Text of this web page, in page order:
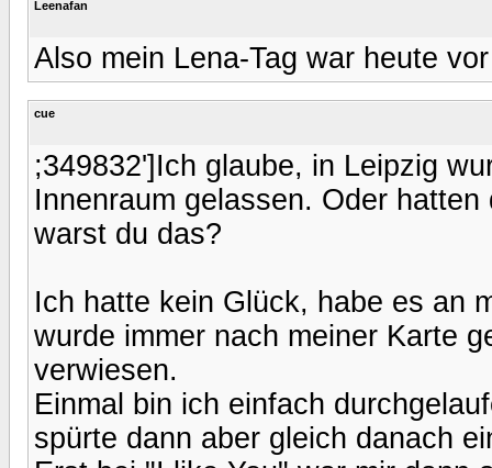
Leenafan
Also mein Lena-Tag war heute
cue
;349832']Ich glaube, in Leipzig
Innenraum gelassen. Oder
warst du das?
Ich hatte kein Glück, habe es an
wurde immer nach meiner Karte
verwiesen.
Einmal bin ich einfach
spürte dann aber gleich danach